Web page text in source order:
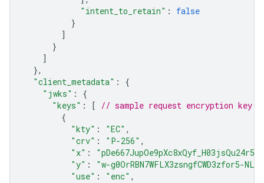
"intent_to_retain" :
false
}
]
}
]
},
"client_metadata" :
{
"jwks" :
{
"keys" : [
// sample request encryption key
{
"kty" : "EC" ,
"crv" : "P-256" ,
"x" :
"y" :
"w-g0OrRBN7WFLX3zsngfCWD3zfor5-
"use" : "enc" ,